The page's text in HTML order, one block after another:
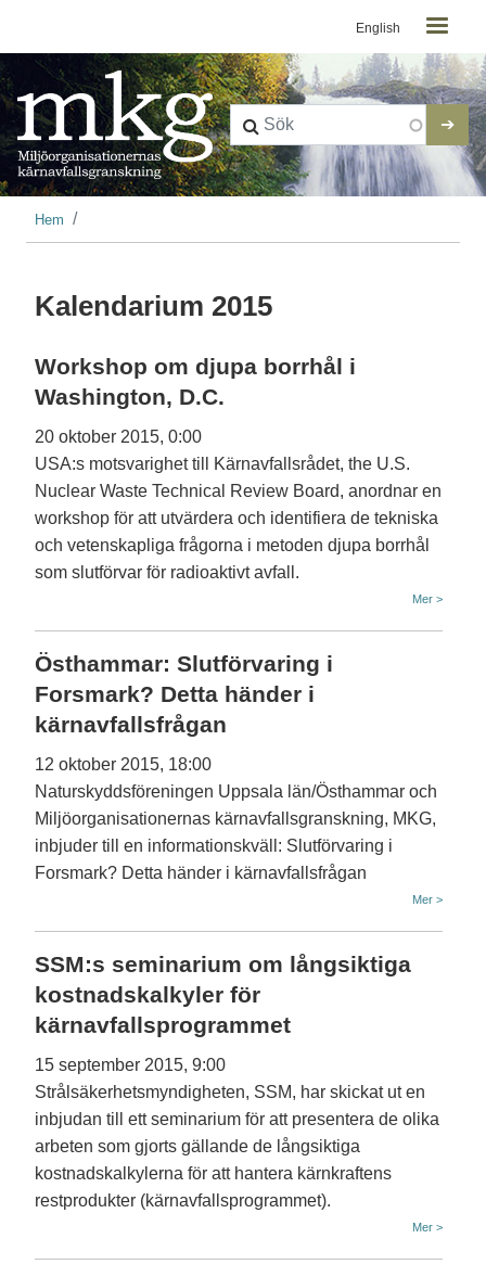
Kontaktmeny
English
Länkstig
Hem
Kalendarium 2015
Workshop om djupa borrhål i
Washington, D.C.
20 oktober 2015, 0:00
USA:s motsvarighet till Kärnavfallsrådet, the U.S.
Nuclear Waste Technical Review Board, anordnar en
workshop för att utvärdera och identifiera de tekniska
och vetenskapliga frågorna i metoden djupa borrhål
som slutförvar för radioaktivt avfall.
Mer >
Östhammar: Slutförvaring i
Forsmark? Detta händer i
kärnavfallsfrågan
12 oktober 2015, 18:00
Naturskyddsföreningen Uppsala län/Östhammar och
Miljöorganisationernas kärnavfallsgranskning, MKG,
inbjuder till en informationskväll: Slutförvaring i
Forsmark? Detta händer i kärnavfallsfrågan
Mer >
SSM:s seminarium om långsiktiga
kostnadskalkyler för
kärnavfallsprogrammet
15 september 2015, 9:00
Strålsäkerhetsmyndigheten, SSM, har skickat ut en
inbjudan till ett seminarium för att presentera de olika
arbeten som gjorts gällande de långsiktiga
kostnadskalkylerna för att hantera kärnkraftens
restprodukter (kärnavfallsprogrammet).
Mer >